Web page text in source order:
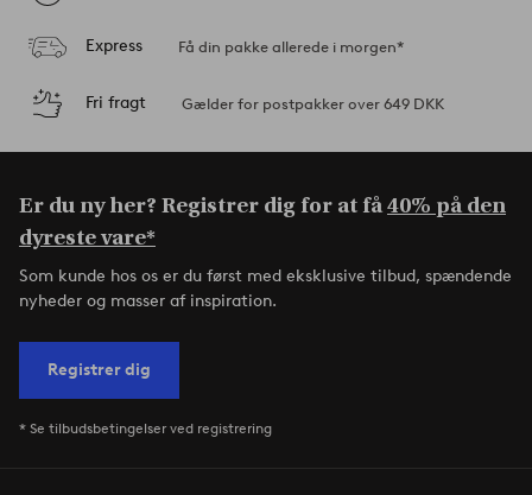
Express Få din pakke allerede i morgen*
Fri fragt Gælder for postpakker over 649 DKK
Er du ny her? Registrer dig for at få40% på den
dyreste vare*
Som kunde hos os er du først med eksklusive tilbud, spændende
nyheder og masser af inspiration.
Registrer dig
* Se tilbudsbetingelser ved registrering